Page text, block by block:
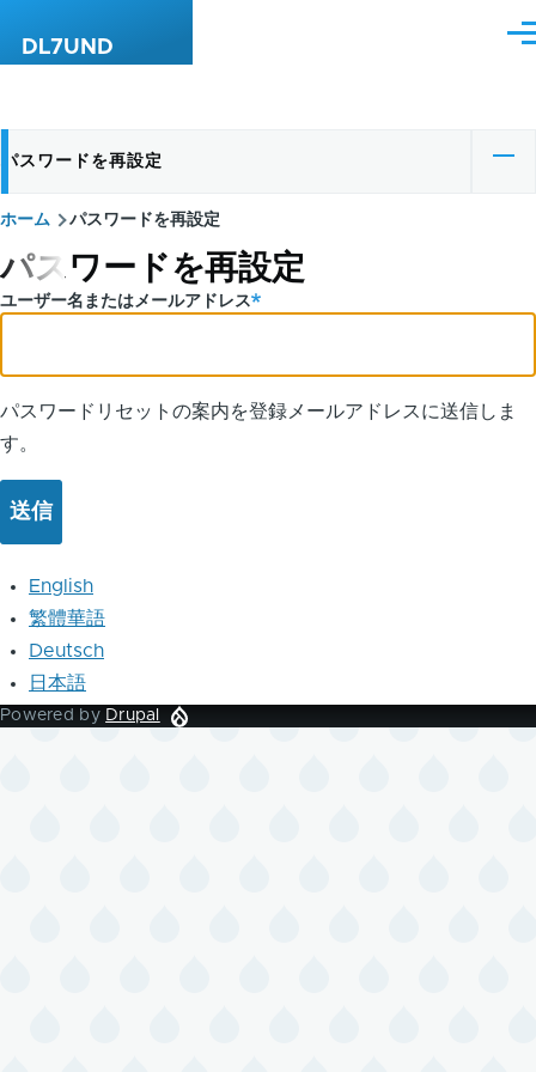
DL7UND
メ
プ
ラ
イ
マ
タ
ブ
パスワードを再設定
パ
ン
く
ホーム パスワードを再設定
パスワードを再設定
ユーザー名またはメールアドレス
パスワードリセットの案内を登録メールアドレスに送信しま
す。
English
繁體華語
Deutsch
日本語
Powered by Drupal